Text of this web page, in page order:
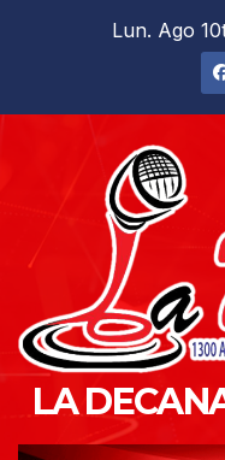
Lun. Ago
LA